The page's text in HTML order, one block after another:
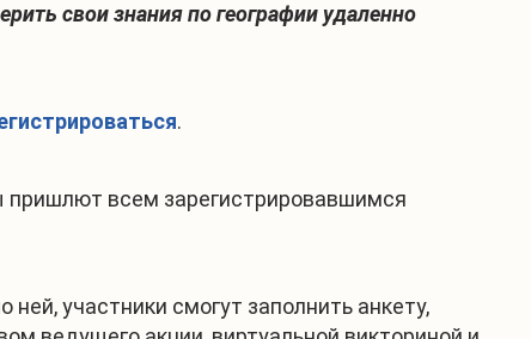
свои знания по географии удаленно
.
пришлют всем зарегистрировавшимся
участники смогут заполнить анкету,